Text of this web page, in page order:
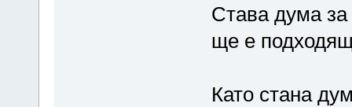
Става дума
ще е
Като стана